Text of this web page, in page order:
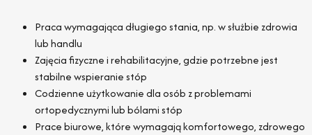
Praca wymagająca długiego stania, np. w służbie zdrowia
lub handlu
Zajęcia fizyczne i rehabilitacyjne, gdzie potrzebne jest
stabilne wspieranie stóp
Codzienne użytkowanie dla osób z problemami
ortopedycznymi lub bólami stóp
Prace biurowe, które wymagają komfortowego, zdrowego